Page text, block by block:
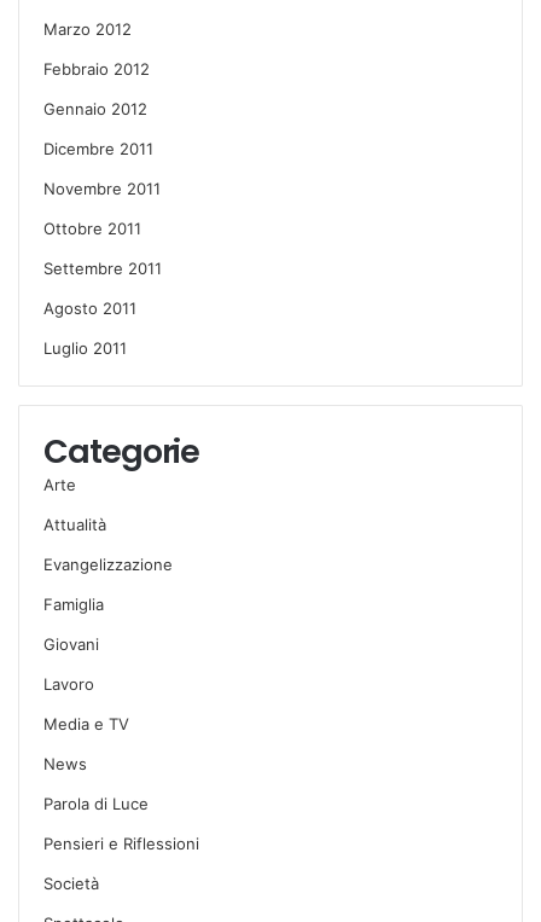
Marzo 2012
Febbraio 2012
Gennaio 2012
Dicembre 2011
Novembre 2011
Ottobre 2011
Settembre 2011
Agosto 2011
Luglio 2011
Categorie
Arte
Attualità
Evangelizzazione
Famiglia
Giovani
Lavoro
Media e TV
News
Parola di Luce
Pensieri e Riflessioni
Società